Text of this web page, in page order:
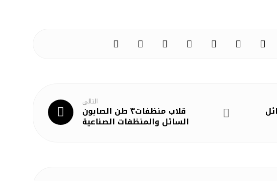
التالى
قلاب منظفات٣ طن الصابون
السائل والمنظفات الصناعية